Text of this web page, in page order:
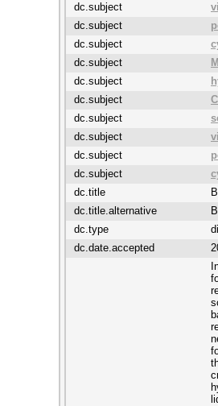
dc.subject
dc.subject
dc.subject
dc.subject
dc.subject
dc.subject
dc.subject
dc.subject
dc.subject
dc.subject
dc.title
dc.title.alternative
dc.type
dc.date.accepted